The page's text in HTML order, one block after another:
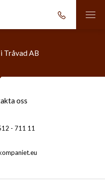
Tråvad AB
oss
- 711 11